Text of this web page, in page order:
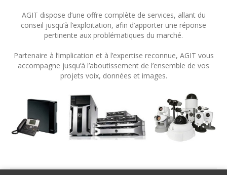
AGIT dispose d’une offre complète de services, allant du
conseil jusqu’à l’exploitation, afin d’apporter une réponse
pertinente aux problématiques du marché.
Partenaire à l’implication et à l’expertise reconnue, AGIT vous
accompagne jusqu’à l’aboutissement de l’ensemble de vos
projets voix, données et images.